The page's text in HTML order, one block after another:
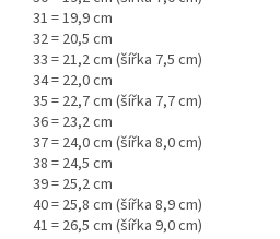
31 = 19,9 cm
32 = 20,5 cm
33 = 21,2 cm (šířka 7,5 cm)
34 = 22,0 cm
35 = 22,7 cm (šířka 7,7 cm)
36 = 23,2 cm
37 = 24,0 cm (šířka 8,0 cm)
38 = 24,5 cm
39 = 25,2 cm
40 = 25,8 cm (šířka 8,9 cm)
41 = 26,5 cm (šířka 9,0 cm)